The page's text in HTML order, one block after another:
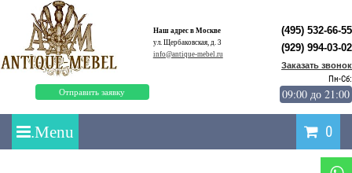
Наш адрес в Москве
ул. Щербаковская, д. 3
info@antique-mebel.ru
Отправить заявку
(495) 532-66-55
(929) 994-03-02
Заказать звонок
Пн-Сб:
09:00 до 21:00
0